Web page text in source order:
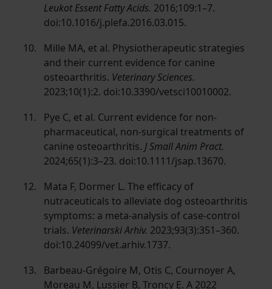
Leukot Essent Fatty Acids. 2016;109:1–7.
doi:10.1016/j.plefa.2016.03.015.
Mille MA, et al. Physiotherapeutic strategies
and their current evidence for canine
osteoarthritis. Veterinary Sciences.
2023;10(1):2. doi:10.3390/vetsci10010002.
Pye C, et al. Current evidence for non-
pharmaceutical, non-surgical treatments of
canine osteoarthritis. J Small Anim Pract.
2024;65(1):3–23. doi:10.1111/jsap.13670.
Mata F, Dormer L. The efficacy of
nutraceuticals to alleviate dog osteoarthritis
symptoms: a meta-analysis of case-control
trials. Veterinarski Arhiv. 2023;93(3):351–360.
doi:10.24099/vet.arhiv.1737.
Barbeau-Grégoire M, Otis C, Cournoyer A,
Moreau M, Lussier B, Troncy E. A 2022